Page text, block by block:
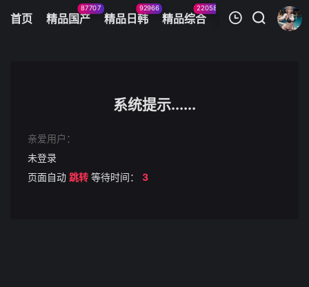
首页 精品国产
87707
精品日韩
92966
精品综合
22058
火辣美图 今日
清空
系统提示......
亲爱用户：
未登录
页面自动 跳转 等待时间： 3